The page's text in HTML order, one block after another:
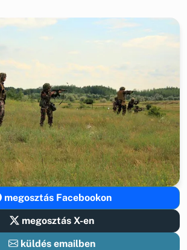
megosztás Facebookon
megosztás X-en
küldés emailben